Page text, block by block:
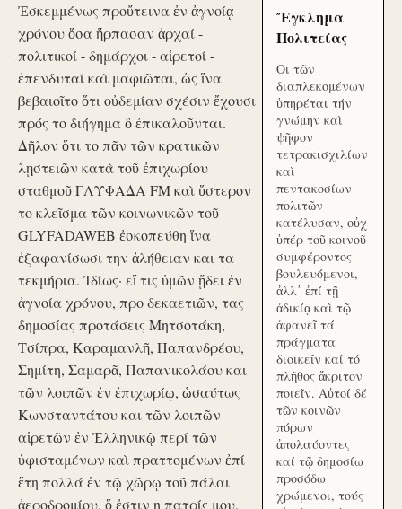
Ἐσκεμμένως προὔτεινα ἐν ἀγνοίᾳ
χρόνου ὅσα ἥρπασαν ἀρχαί -
πολιτικοί - δημάρχοι - αἱρετοί -
ἐπενδυταί καὶ μαφιῶται, ὡς ἵνα
βεβαιοῖτο ὅτι οὐδεμίαν σχέσιν ἔχουσι
πρός το διήγημα ὃ ἐπικαλοῦνται.
Δῆλον ὅτι το πᾶν τῶν κρατικῶν
λῃστειῶν κατὰ τοῦ ἐπιχωρίου
σταθμοῦ ΓΛΥΦΑΔΑ FM καὶ ὕστερον
το κλεῖσμα τῶν κοινωνικῶν τοῦ
GLYFADAWEB ἐσκοπεύθη ἵνα
ἐξαφανίσωσι την ἀλήθειαν και τα
τεκμήρια. Ἰδίως· εἴ τις ὑμῶν ᾔδει ἐν
ἀγνοία χρόνου, προ δεκαετιῶν, τας
δημοσίας προτάσεις Μητσοτάκη,
Τσίπρα, Καραμανλῆ, Παπανδρέου,
Σημίτη, Σαμαρᾶ, Παπανικολάου και
τῶν λοιπῶν ἐν ἐπιχωρίῳ, ὡσαύτως
Κωνσταντάτου και τῶν λοιπῶν
αἱρετῶν ἐν Ἑλληνικῷ περί τῶν
ὑφισταμένων καὶ πραττομένων ἐπί
ἔτη πολλά ἐν τῷ χῶρῳ τοῦ πάλαι
ἀεροδρομίου, ὅ ἐστιν η πατρίς μου,
Ἔγκλημα
Πολιτείας
Οι τῶν
διαπλεκομένων
ὑπηρέται τήν
γνώμην καὶ
ψῆφον
τετρακισχιλίων
καὶ
πεντακοσίων
πολιτῶν
κατέλυσαν, οὐχ
ὑπέρ τοῦ κοινοῦ
συμφέροντος
βουλευόμενοι,
ἀλλ᾽ ἐπί τῇ
ἀδικίᾳ καὶ τῷ
ἀφανεῖ τά
πράγματα
διοικεῖν καί τό
πλῆθος ἄκριτον
ποιεῖν. Αὐτοί δέ
τῶν κοινῶν
πόρων
ἀπολαύοντες
καί τῷ δημοσίω
προσόδω
χρώμενοι, τούς